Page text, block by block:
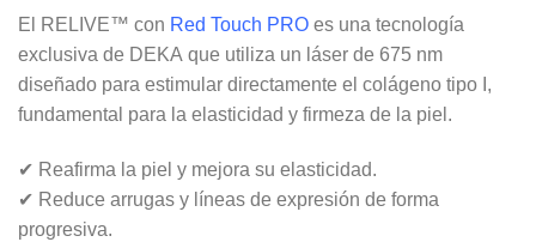
El
RELIVE™ con Red Touch PRO es una tecnología
exclusiva de DEKA que utiliza un láser de 675 nm
diseñado para estimular directamente el colágeno tipo I ,
fundamental para la elasticidad y firmeza de la piel.
✔ Reafirma la piel y mejora su elasticidad.
✔ Reduce arrugas y líneas de expresión de forma
progresiva.